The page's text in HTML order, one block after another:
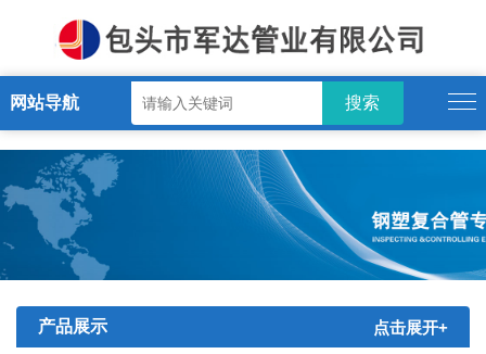
LEYU.COM
网站导航
产品展示 点击展开+